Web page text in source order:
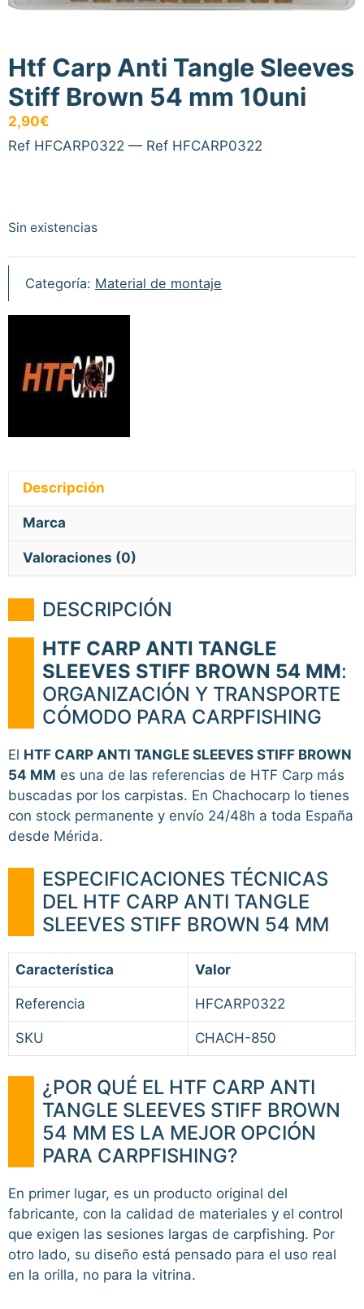
Htf Carp Anti Tangle Sleeves
Stiff Brown 54 mm 10uni
2,90€
Ref HFCARP0322 — Ref HFCARP0322
Sin existencias
Categoría: Material de montaje
Descripción
Marca
Valoraciones (0)
DESCRIPCIÓN
HTF CARP ANTI TANGLE
SLEEVES STIFF BROWN 54 MM:
ORGANIZACIÓN Y TRANSPORTE
CÓMODO PARA CARPFISHING
El HTF CARP ANTI TANGLE SLEEVES STIFF BROWN
54 MM es una de las referencias de HTF Carp más
buscadas por los carpistas. En Chachocarp lo tienes
con stock permanente y envío 24/48h a toda España
desde Mérida.
ESPECIFICACIONES TÉCNICAS
DEL HTF CARP ANTI TANGLE
SLEEVES STIFF BROWN 54 MM
Característica Valor
Referencia HFCARP0322
SKU CHACH-850
¿POR QUÉ EL HTF CARP ANTI
TANGLE SLEEVES STIFF BROWN
54 MM ES LA MEJOR OPCIÓN
PARA CARPFISHING?
En primer lugar, es un producto original del
fabricante, con la calidad de materiales y el control
que exigen las sesiones largas de carpfishing. Por
otro lado, su diseño está pensado para el uso real
en la orilla, no para la vitrina.